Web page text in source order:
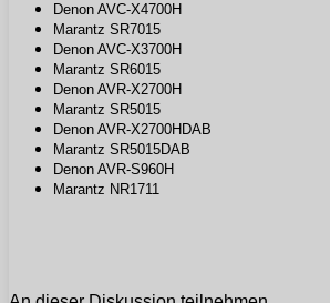
Denon AVC-X4700H
Marantz SR7015
Denon AVC-X3700H
Marantz SR6015
Denon AVR-X2700H
Marantz SR5015
Denon AVR-X2700HDAB
Marantz SR5015DAB
Denon AVR-S960H
Marantz NR1711